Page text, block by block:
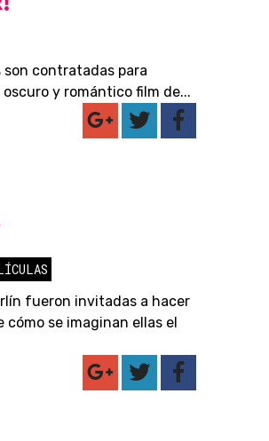
son contratadas para
y romántico film de...
fueron invitadas a hacer
se imaginan ellas el